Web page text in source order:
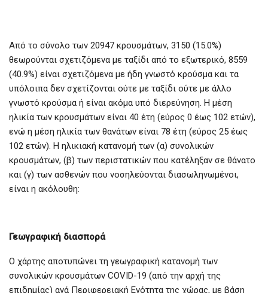
Από το σύνολο των 20947 κρουσμάτων, 3150 (15.0%)
θεωρούνται σχετιζόμενα με ταξίδι από το εξωτερικό, 8559
(40.9%) είναι σχετιζόμενα με ήδη γνωστό κρούσμα και τα
υπόλοιπα δεν σχετίζονται ούτε με ταξίδι ούτε με άλλο
γνωστό κρούσμα ή είναι ακόμα υπό διερεύνηση. Η μέση
ηλικία των κρουσμάτων είναι 40 έτη (εύρος 0 έως 102 ετών),
ενώ η μέση ηλικία των θανάτων είναι 78 έτη (εύρος 25 έως
102 ετών). Η ηλικιακή κατανομή των (α) συνολικών
κρουσμάτων, (β) των περιστατικών που κατέληξαν σε θάνατο
και (γ) των ασθενών που νοσηλεύονται διασωληνωμένοι,
είναι η ακόλουθη:
Γεωγραφική διασπορά
Ο χάρτης αποτυπώνει τη γεωγραφική κατανομή των
συνολικών κρουσμάτων COVID-19 (από την αρχή της
επιδημίας) ανά Περιφερειακή Ενότητα της χώρας, με βάση